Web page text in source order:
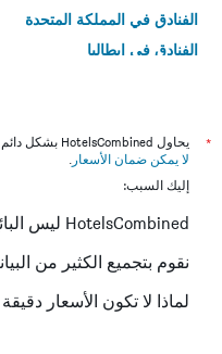
الفنادق في المملكة المتحدة
الفنادق في إيطاليا
*
يحاول HotelsCombined بشكل دائم الحصول على الأسعار الدقيقة، ولكن
لا يمكن ضمان الأسعار .
إليك السبب:
HotelsCombined ليس البائع
نقوم بتجميع الكثير من
لماذا لا تكون الأسعار دقيقة